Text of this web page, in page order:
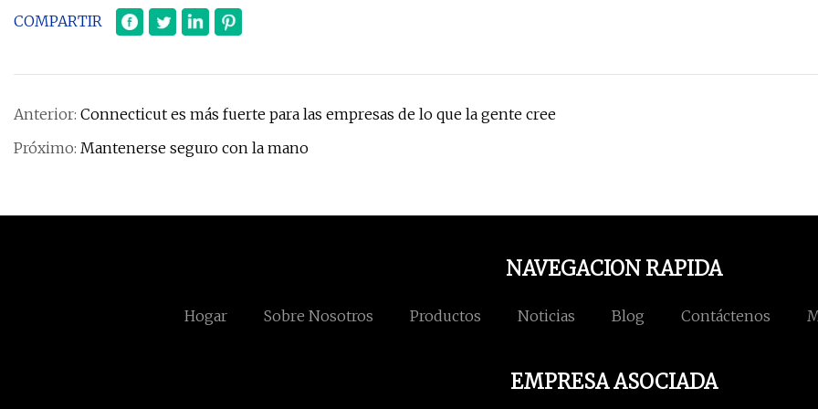
COMPARTIR
Anterior: Connecticut es más fuerte para las empresas de lo que la gente cree
Próximo: Mantenerse seguro con la mano
NAVEGACION RAPIDA
Hogar Sobre Nosotros Productos Noticias Blog Contáctenos
EMPRESA ASOCIADA